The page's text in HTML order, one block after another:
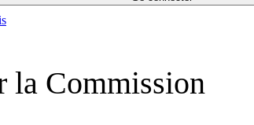
la Commission